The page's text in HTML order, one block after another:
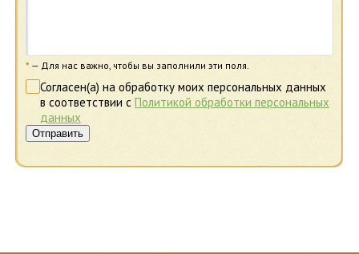
* — Для нас важно, чтобы вы заполнили эти поля.
Согласен(а) на обработку моих персональных данных
в соответствии с Политикой обработки персональных
данных
Отправить